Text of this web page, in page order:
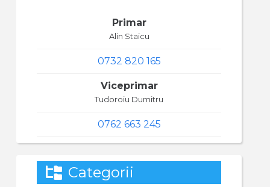
Primar
Alin Staicu
0732 820 165
Viceprimar
Tudoroiu Dumitru
0762 663 245
Categorii